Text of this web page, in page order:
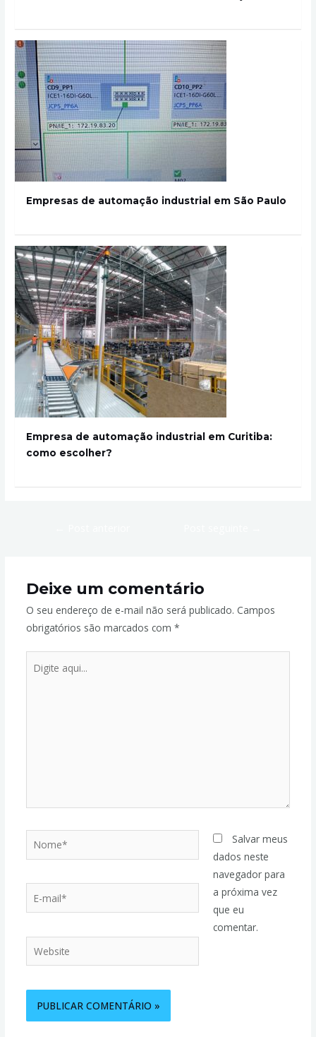
Empresas de automação industrial em São Paulo
Empresa de automação industrial em Curitiba:
como escolher?
Deixe um comentário
O seu endereço de e-mail não será publicado. Campos
obrigatórios são marcados com *
Salvar meus
dados neste
navegador para
a próxima vez
que eu
comentar.